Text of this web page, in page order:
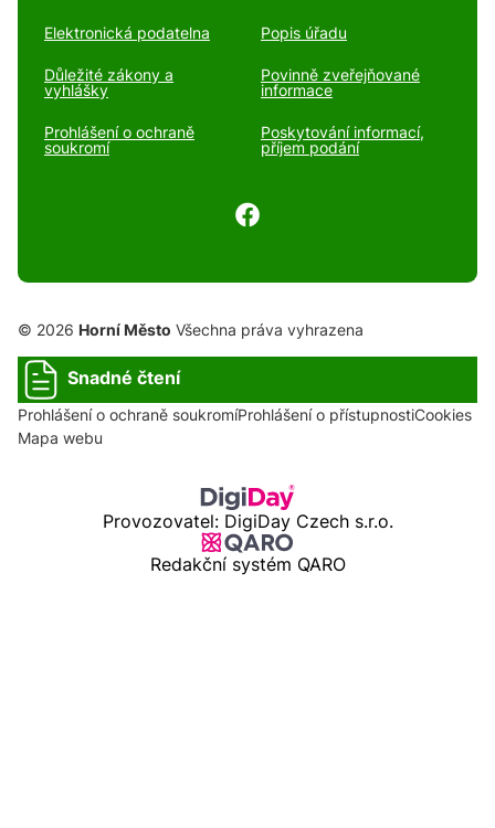
Elektronická podatelna Popis úřadu
Důležité zákony a
vyhlášky
Povinně zveřejňované
informace
Prohlášení o ochraně
soukromí
Poskytování informací,
příjem podání
© 2026 Horní Město Všechna práva vyhrazena
Snadné čtení
Prohlášení o ochraně soukromíProhlášení o přístupnostiCookies
Mapa webu
Provozovatel: DigiDay Czech s.r.o.
Redakční systém QARO